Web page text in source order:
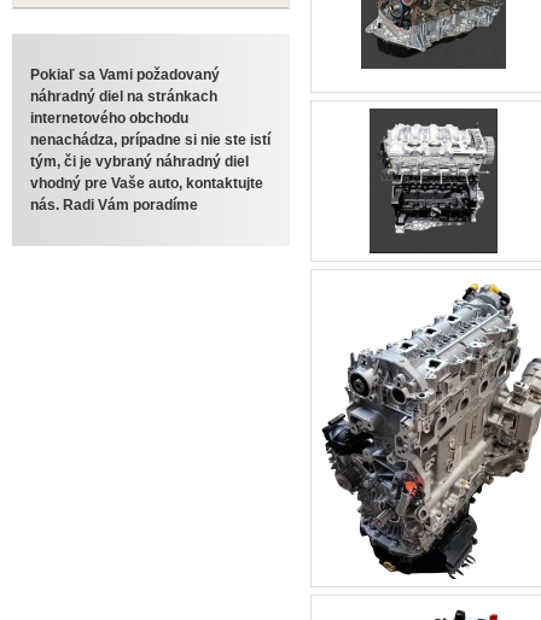
Pokiaľ sa Vami požadovaný
náhradný diel na stránkach
internetového obchodu
nenachádza, prípadne si nie ste istí
tým, či je vybraný náhradný diel
vhodný pre Vaše auto, kontaktujte
nás. Radi Vám poradíme